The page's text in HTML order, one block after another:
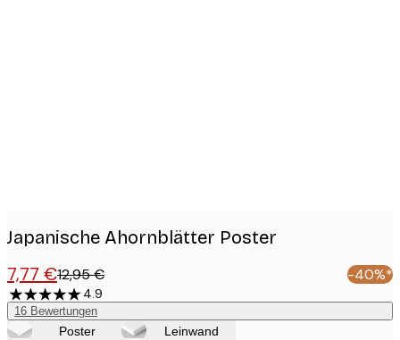
Japanische Ahornblätter Poster
7,77 €12,95 € -40%*
4.9
16 Bewertungen
Poster Leinwand